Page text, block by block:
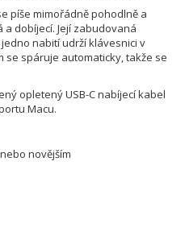
píše mimořádně pohodlně a
dobíjecí. Její zabudovaná
nabití udrží klávesnici v
se spáruje automaticky, takže se
opletený USB-C nabíjecí kabel
Macu.
novějším